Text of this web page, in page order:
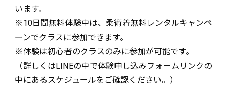
います。
※10日間無料体験中は、柔術着無料レンタルキャンペ
ーンでクラスに参加できます。
※体験は初心者のクラスのみに参加が可能です。
（詳しくはLINEの中で体験申し込みフォームリンクの
中にあるスケジュールをご確認ください。）